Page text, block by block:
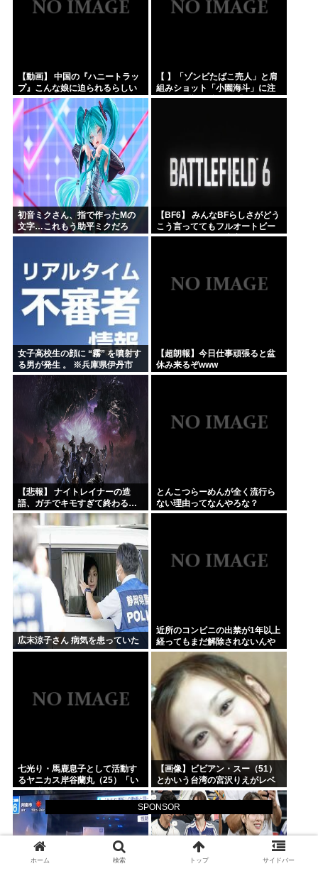
SPONSOR
【動画】 中国の『ハニートラッ
プ』こんな娘に迫られるらしい
ｗｗｗｗｗｗ
【 】「ゾンビたばこ売人」と肩
組みショット「小園海斗」に注
がれる”厳しい視線” 「レギュラ
初音ミクさん、指で作ったMの
文字…これもう助平ミクだろ
【BF6】 みんなBFらしさがどう
こう言っててもフルオートビー
ムゲーしたいのが本音
女子高校生の顔に “霧” を噴射す
る男が発生 。 ※兵庫県伊丹市
【超朗報】今日仕事頑張ると盆
休み来るぞwww
【悲報】 ナイトレイナーの造
語、ガチでキモすぎて終わる…
とんこつらーめんが全く流行ら
ない理由ってなんやろな？
広末涼子さん 病気を患っていた
近所のコンビニの出禁が1年以上
経ってもまだ解除されないんや
が…
七光り・馬鹿息子として活動す
るヤニカス岸谷蘭丸（25）「い
くら税金を我々が払ってるんだ
と」
【画像】ビビアン・スー（51）
とかいう台湾の宮沢りえがレベ
チすぎる
ホーム 検索 トップ サイドバー